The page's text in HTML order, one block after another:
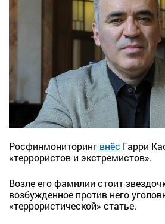
Росфинмониторинг внёс Гарри
«террористов и экстремистов».
Возле его фамилии стоит
возбужденное против него
«террористической» статье.